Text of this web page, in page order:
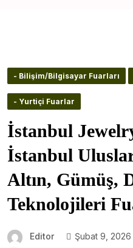
- Bilişim/Bilgisayar Fuarları
- Yurtiçi Fuarlar
İstanbul
İstanbul
Altın, Gümüş,
Teknolojileri
Editor Şubat 9, 2026